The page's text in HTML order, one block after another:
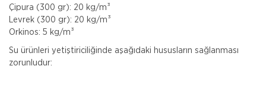
Çipura (300 gr): 20 kg/m³
Levrek (300 gr): 20 kg/m³
Orkinos: 5 kg/m³
Su ürünleri yetiştiriciliğinde aşağıdaki hususların sağlanması
zorunludur: